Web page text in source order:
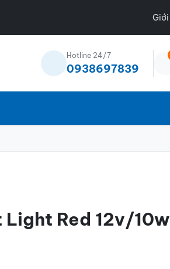
Hotline 24/7
0938697839
Light Red 12v/10w